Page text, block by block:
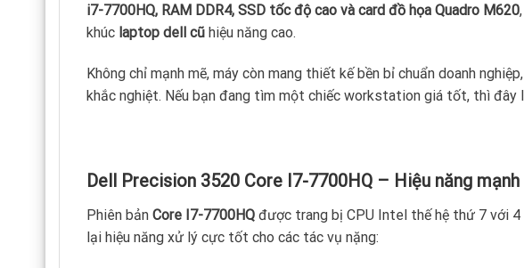
i7-7700HQ, RAM DDR4, SSD tốc độ cao và card đồ họa Quadro M620
khúc laptop dell cũhiệu năng cao.
Không chỉ mạnh mẽ, máy còn mang thiết kế bền bỉ chuẩn doanh
khắc nghiệt. Nếu bạn đang tìm một chiếc workstation giá tốt, thì đây
Dell Precision 3520 Core I7-7700HQ – Hiệu năng
Phiên bản Core I7-7700HQđược trang bị CPU Intel thế hệ thứ 7 với 4
lại hiệu năng xử lý cực tốt cho các tác vụ nặng: